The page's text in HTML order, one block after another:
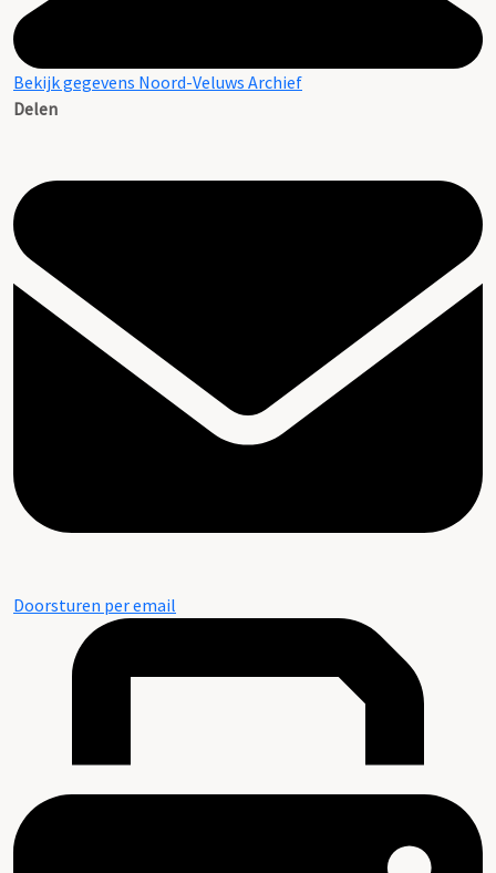
Bekijk gegevens Noord-Veluws Archief
Delen
Doorsturen per email